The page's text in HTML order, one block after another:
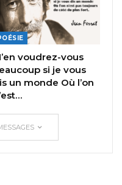
voudrez-vous
si je vous
un monde Où l’on